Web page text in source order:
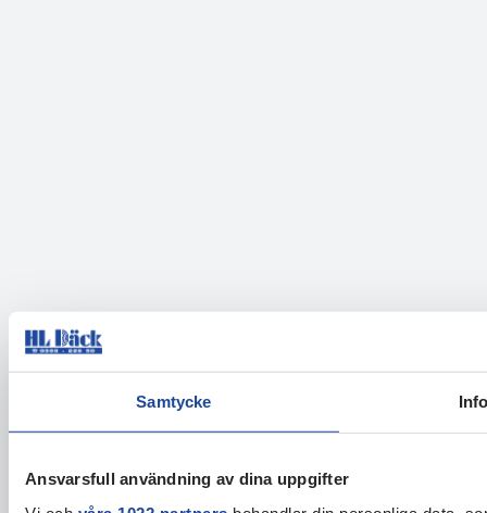
Samtycke
Ansvarsfull användning av dina uppgifter